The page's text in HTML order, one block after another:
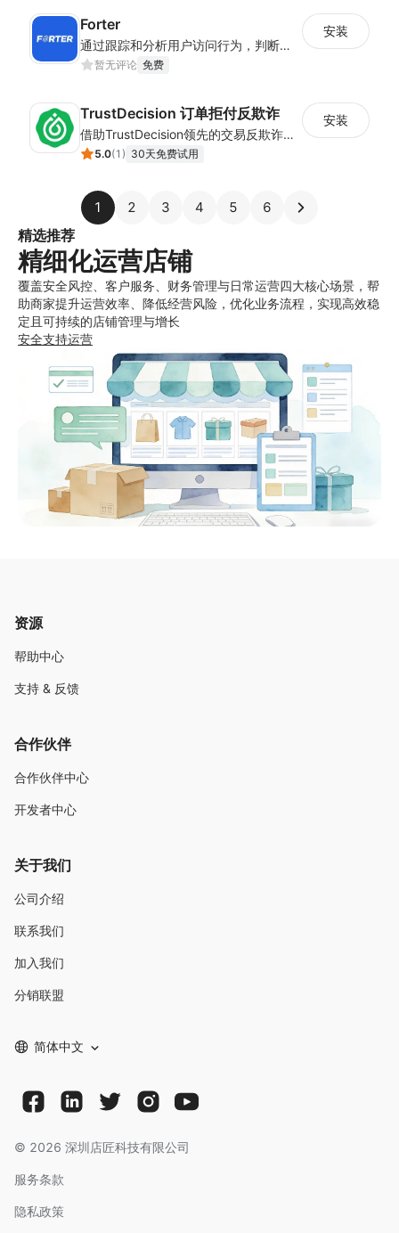
Forter
通过跟踪和分析用户访问行为，判断用户下单意图，减少欺诈购买
暂无评论 免费
安装
TrustDecision 订单拒付反欺诈
借助TrustDecision领先的交易反欺诈技术，大幅降低欺诈订单占比，为您的收入保驾护航
5.0(1 ) 30天免费试用
安装
1 2 3 4 5 6
精选推荐
精细化运营店铺
覆盖安全风控、客户服务、财务管理与日常运营四大核心场景，帮
助商家提升运营效率、降低经营风险，优化业务流程，实现高效稳
定且可持续的店铺管理与增长
安全支持运营
资源
帮助中心
支持 & 反馈
合作伙伴
合作伙伴中心
开发者中心
关于我们
公司介绍
联系我们
加入我们
分销联盟
简体中文
© 2026 深圳店匠科技有限公司
服务条款
隐私政策